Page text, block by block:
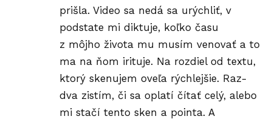
prišla. Video sa nedá sa urýchliť, v
podstate mi diktuje, koľko času
z môjho života mu musím venovať a to
ma na ňom irituje. Na rozdiel od textu,
ktorý skenujem oveľa rýchlejšie. Raz-
dva zistím, či sa oplatí čítať celý, alebo
mi stačí tento sken a pointa. A